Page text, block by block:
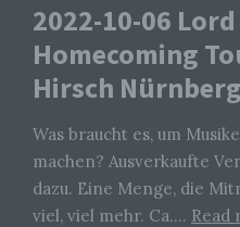
2022-10-06
Homecoming
Hirsch Nürnberg
Was braucht es, um
machen? Ausverkaufte
dazu. Eine Menge, die
viel, viel mehr. Ca…. Read